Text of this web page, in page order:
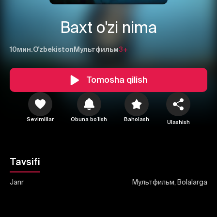
Baxt o'zi nima
10мин.O'zbekiston Мультфильм3+
Tomosha qilish
Sevimlilar Obuna boʻlish Baholash Ulashish
Tavsifi
Janr Мультфильм, Bolalarga
1 2 3
Yuborish
Bekor qilish Tizimga kirish